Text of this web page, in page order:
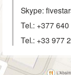
Skype:
Tel.: +377
Tel.: +33 977